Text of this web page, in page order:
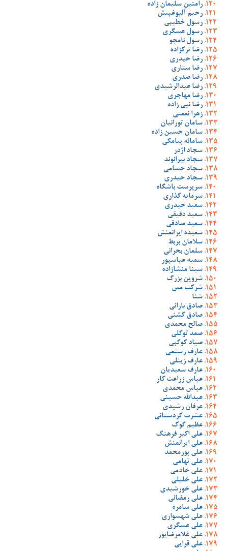
رامتین سلیمان زاده
رحیم آلبوغبیش
رسول خطیبی
رسول عسگری
رسول نامجو
رضا ترکزاده
رضا حیدری
رضا ستاری
رضا صدری
رضا عبدالرشیدی
رضا مهاجری
رضا نبی زاده
زهرا نعمتی
سامان تورانیان
سامان حسین زاده
سامانه پیامکی
سجاد اژدر
سجاد بیرانوند
سجاد حسامی
سجاد حیدری
سرپرست باشگاه
سرمایه گذاری
سعید حیدری
سعید دقیقی
سعید صادقی
سعیده ایرانمنش
سلامان بربط
سلمان بحرانی
سمیه عباسپور
سینا منشازاده
شروین بزرگ
شرکت مس
شنا
صادق بارانی
صادق گشنی
صالح محمدی
صمد توکلی
صیاد کوکبی
عارف رستمی
عارف زینلی
عارف سعیدیان
عباس زراعت کار
عباس محمدی
عبدالله حسینی
عرفان رشیدی
عشرت کردستانی
عظیم گوک
علی اکبر فرهنگ
علی ایرانمنش
علی پورمحمد
علی تهامی
علی خادمی
علی خلیلی
علی خورشیدی
علی رمضانی
علی سامره
علی شهسواری
علی عسگری
علی غلامرضاپور
علی قرایی